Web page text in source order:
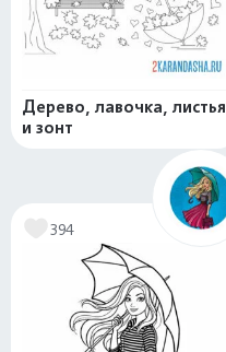
Дерево, лавочка, листья
и зонт
394